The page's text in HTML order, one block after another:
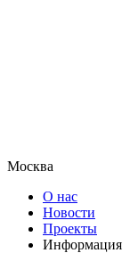
Москва
О нас
Новости
Проекты
Информация